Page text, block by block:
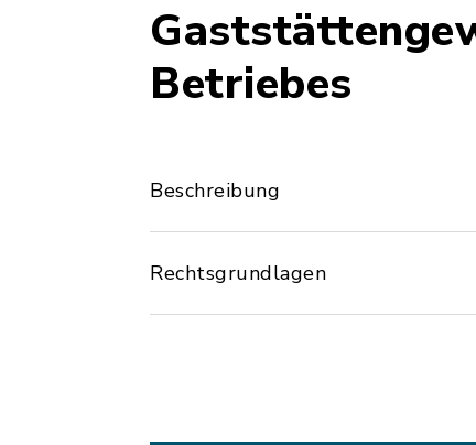
Betriebes
Beschreibung
Rechtsgrundlagen